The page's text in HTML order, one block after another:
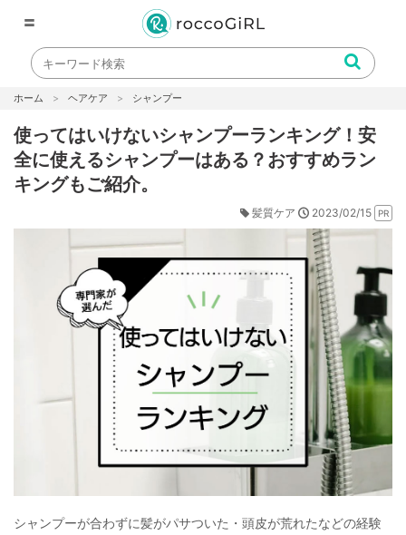
〓
ホーム ヘアケア シャンプー
使ってはいけないシャンプーランキング！安
全に使えるシャンプーはある？おすすめラン
キングもご紹介。
髪質ケア 2023/02/15
シャンプーが合わずに髪がパサついた・頭皮が荒れたなどの経験